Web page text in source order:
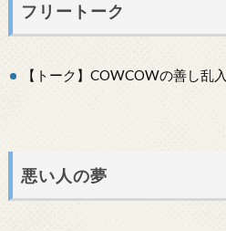
フリートーク
【トーク】COWCOWの善し乱入
悪い人の夢